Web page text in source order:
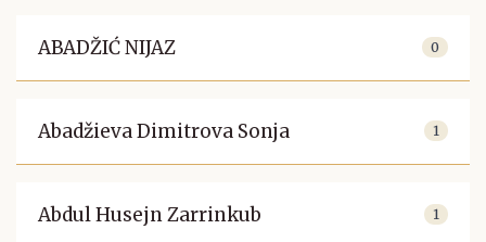
ABADŽIĆ NIJAZ 0
Abadžieva Dimitrova Sonja 1
Abdul Husejn Zarrinkub 1